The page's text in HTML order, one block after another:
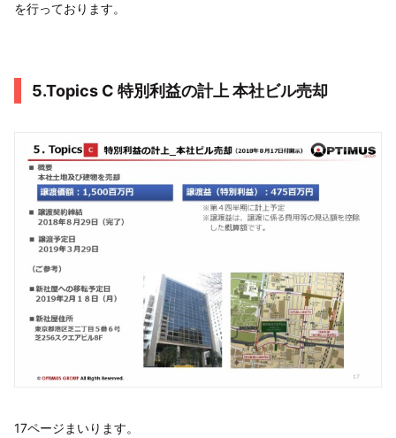
を行っております。
5.Topics C 特別利益の計上 本社ビル売却
17ページまいります。